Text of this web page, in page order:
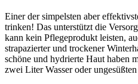
Einer der simpelsten aber
trinken! Das unterstützt die
kann kein Pflegeprodukt leisten,
strapazierter und trockener
schöne und hydrierte Haut haben
zwei Liter Wasser oder